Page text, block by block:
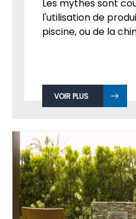
Les mythes sont
l'utilisation de
piscine, ou de la
VOIR PLUS